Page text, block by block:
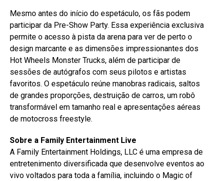
Mesmo antes do início do espetáculo, os fãs podem
participar da Pre-Show Party. Essa experiência exclusiva
permite o acesso à pista da arena para ver de perto o
design marcante e as dimensões impressionantes dos
Hot Wheels Monster Trucks, além de participar de
sessões de autógrafos com seus pilotos e artistas
favoritos. O espetáculo reúne manobras radicais, saltos
de grandes proporções, destruição de carros, um robô
transformável em tamanho real e apresentações aéreas
de motocross freestyle.
Sobre a Family Entertainment Live
A Family Entertainment Holdings, LLC é uma empresa de
entretenimento diversificada que desenvolve eventos ao
vivo voltados para toda a família, incluindo o Magic of